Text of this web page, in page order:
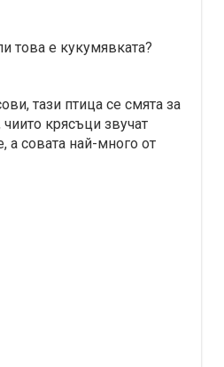
това е кукумявката?
тази птица се смята за
крясъци звучат
а совата най-много от